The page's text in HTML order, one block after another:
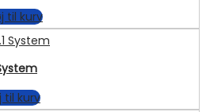
på
til kurv
til kurv